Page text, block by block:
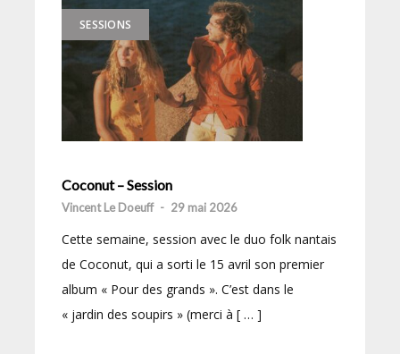
SESSIONS
Coconut – Session
Vincent Le Doeuff - 29 mai 2026
Cette semaine, session avec le duo folk nantais
de Coconut, qui a sorti le 15 avril son premier
album « Pour des grands ». C’est dans le
« jardin des soupirs » (merci à [ … ]